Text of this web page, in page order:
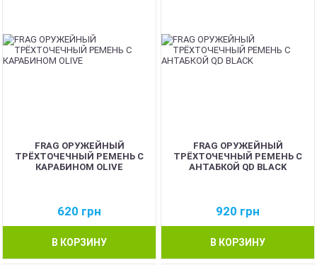
FRAG ОРУЖЕЙНЫЙ
ТРЁХТОЧЕЧНЫЙ РЕМЕНЬ С
КАРАБИНОМ OLIVE
620 грн
В КОРЗИНУ
FRAG ОРУЖЕЙНЫЙ
ТРЁХТОЧЕЧНЫЙ РЕМЕНЬ С
АНТАБКОЙ QD BLACK
920 грн
В КОРЗИНУ